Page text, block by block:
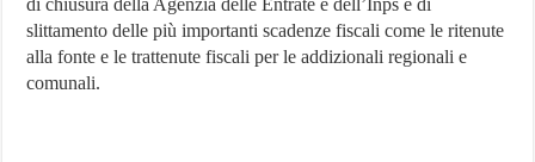
rinviate
per
l’emergenza
slittamento delle più importanti scadenze fiscali come le ritenute
alla fonte e le trattenute fiscali per le addizionali regionali e
comunali.